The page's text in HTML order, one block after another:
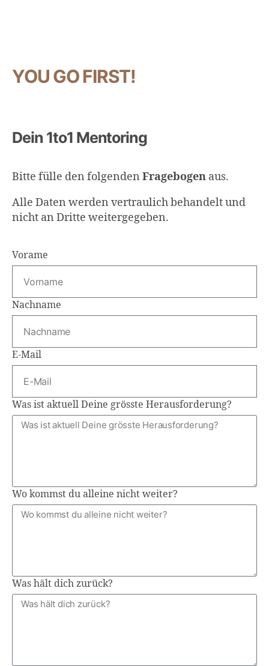
YOU GO FIRST!
Dein 1to1 Mentoring
Bitte fülle den folgenden Fragebogen aus.
Alle Daten werden vertraulich behandelt und
nicht an Dritte weitergegeben.
Vorame
Nachname
E-Mail
Was ist aktuell Deine grösste Herausforderung?
Wo kommst du alleine nicht weiter?
Was hält dich zurück?